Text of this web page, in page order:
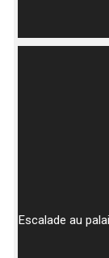
Escalade au